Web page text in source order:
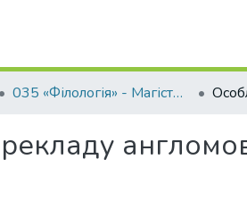
035 «Філологія» - Магістри 2023-2024